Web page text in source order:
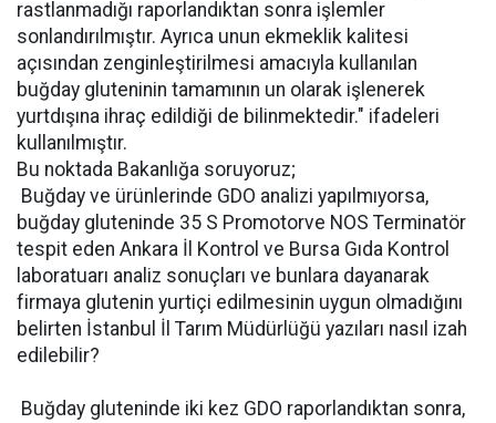
rastlanmadığı raporlandıktan sonra işlemler
sonlandırılmıştır. Ayrıca unun ekmeklik kalitesi
açısından zenginleştirilmesi amacıyla kullanılan
buğday gluteninin tamamının un olarak işlenerek
yurtdışına ihraç edildiği de bilinmektedir." ifadeleri
kullanılmıştır.
Bu noktada Bakanlığa soruyoruz;
 Buğday ve ürünlerinde GDO analizi yapılmıyorsa,
buğday gluteninde 35 S Promotorve NOS Terminatör
tespit eden Ankara İl Kontrol ve Bursa Gıda Kontrol
laboratuarı analiz sonuçları ve bunlara dayanarak
firmaya glutenin yurtiçi edilmesinin uygun olmadığını
belirten İstanbul İl Tarım Müdürlüğü yazıları nasıl izah
edilebilir?
 Buğday gluteninde iki kez GDO raporlandıktan sonra,